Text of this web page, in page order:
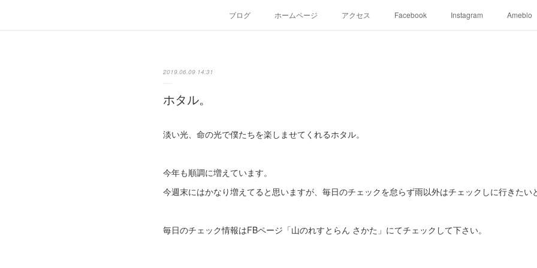
ブログ ホームページ アクセス Facebook Instagram Ameblo
2019.06.09 14:31
ホタル。
淡い光、命の光で僕たちを楽しませてくれるホタル。
今年も順調に増えています。
今週末にはかなり増えてると思いますが、毎日のチェックを怠らず雨以外はチェックしに行きたい
毎日のチェック情報はFBページ「山のれすとらん さかた」にてチェックして下さい。